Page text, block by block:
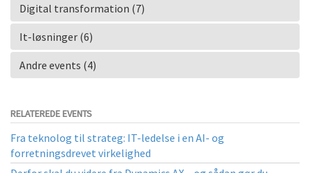
Digital transformation (7)
It-løsninger (6)
Andre events (4)
RELATEREDE EVENTS
Fra teknolog til strateg: IT-ledelse i en AI- og
forretningsdrevet virkelighed